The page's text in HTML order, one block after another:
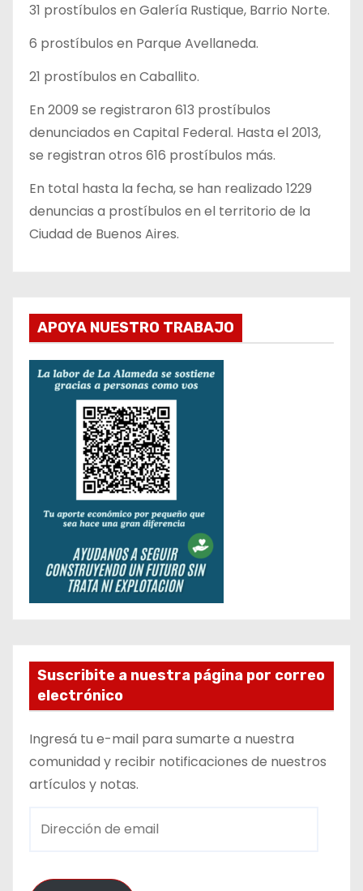
31 prostíbulos en Galería Rustique, Barrio Norte.
6 prostíbulos en Parque Avellaneda.
21 prostíbulos en Caballito.
En 2009 se registraron 613 prostíbulos
denunciados en Capital Federal. Hasta el 2013,
se registran otros 616 prostíbulos más.
En total hasta la fecha, se han realizado 1229
denuncias a prostíbulos en el territorio de la
Ciudad de Buenos Aires.
APOYA NUESTRO TRABAJO
Suscribite a nuestra página por correo
electrónico
Ingresá tu e-mail para sumarte a nuestra
comunidad y recibir notificaciones de nuestros
artículos y notas.
e